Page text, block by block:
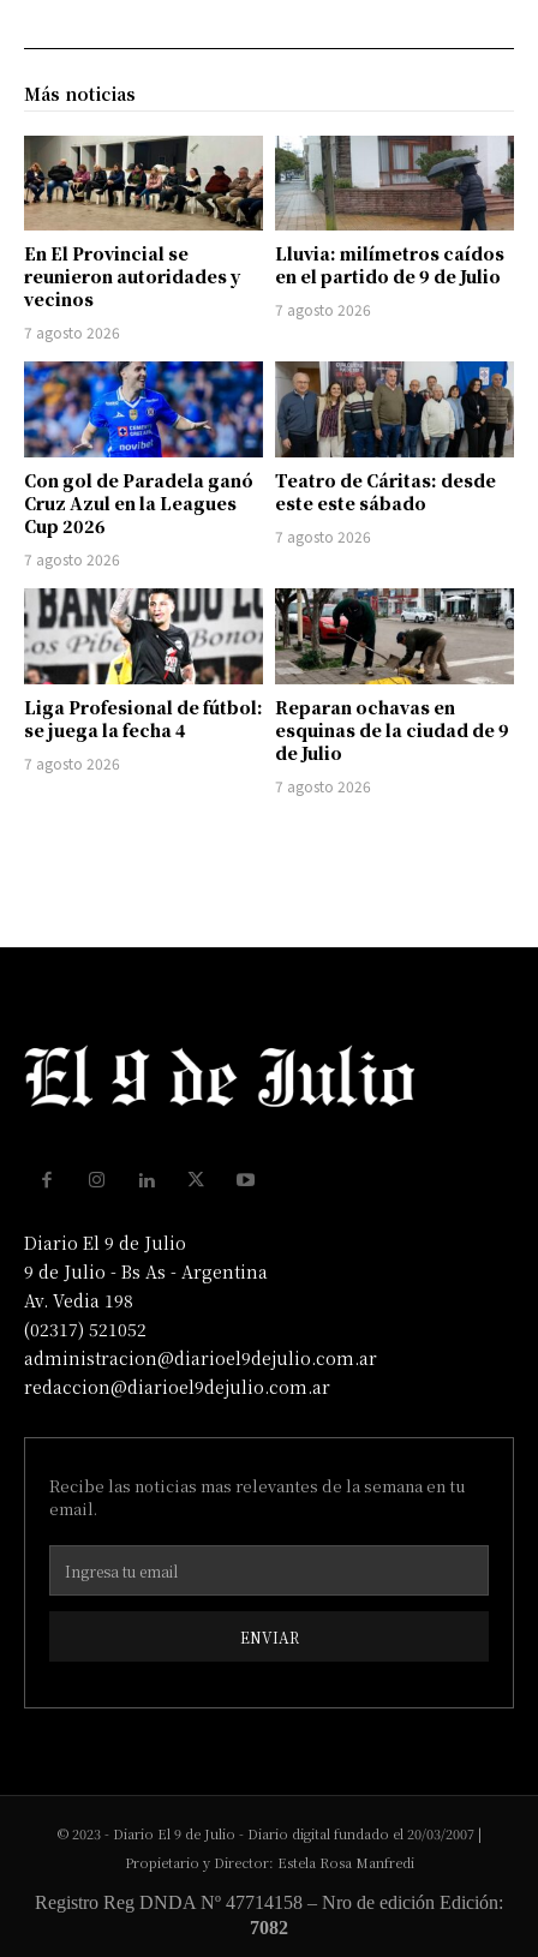
Más noticias
En El Provincial se
reunieron autoridades y
vecinos
7 agosto 2026
Lluvia: milímetros caídos
en el partido de 9 de Julio
7 agosto 2026
Con gol de Paradela ganó
Cruz Azul en la Leagues
Cup 2026
7 agosto 2026
Teatro de Cáritas: desde
este este sábado
7 agosto 2026
Liga Profesional de fútbol:
se juega la fecha 4
7 agosto 2026
Reparan ochavas en
esquinas de la ciudad de 9
de Julio
7 agosto 2026
Diario El 9 de Julio
9 de Julio - Bs As - Argentina
Av. Vedia 198
(02317) 521052
administracion@diarioel9dejulio.com.ar
redaccion@diarioel9dejulio.com.ar
Recibe las noticias mas relevantes de la semana en tu
email.
ENVIAR
© 2023 - Diario El 9 de Julio - Diario digital fundado el 20/03/2007 |
Propietario y Director: Estela Rosa Manfredi
Registro Reg DNDA Nº 47714158 – Nro de edición Edición:
7082